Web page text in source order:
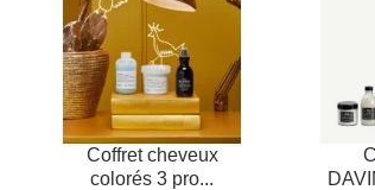
Coffret cheveux
colorés 3 pro...
LIRE LA
SUITE
PLUS
D'INFOS